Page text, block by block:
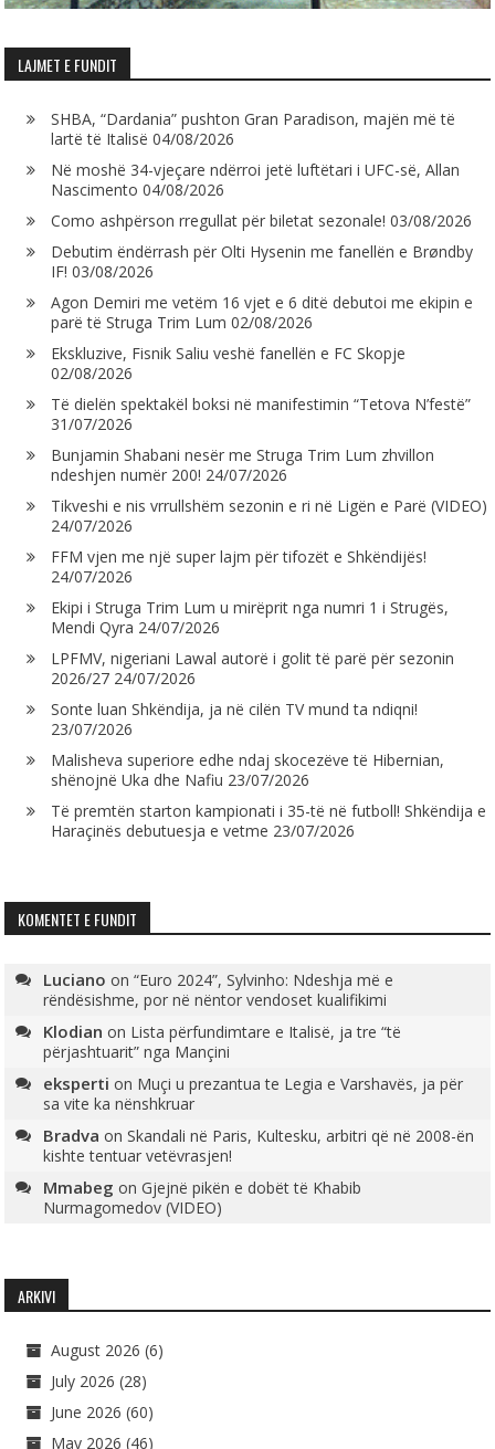
LAJMET E FUNDIT
SHBA, “Dardania” pushton Gran Paradison, majën më të
lartë të Italisë 04/08/2026
Në moshë 34-vjeçare ndërroi jetë luftëtari i UFC-së, Allan
Nascimento 04/08/2026
Como ashpërson rregullat për biletat sezonale! 03/08/2026
Debutim ëndërrash për Olti Hysenin me fanellën e Brøndby
IF! 03/08/2026
Agon Demiri me vetëm 16 vjet e 6 ditë debutoi me ekipin e
parë të Struga Trim Lum 02/08/2026
Ekskluzive, Fisnik Saliu veshë fanellën e FC Skopje
02/08/2026
Të dielën spektakël boksi në manifestimin “Tetova N’festë”
31/07/2026
Bunjamin Shabani nesër me Struga Trim Lum zhvillon
ndeshjen numër 200! 24/07/2026
Tikveshi e nis vrrullshëm sezonin e ri në Ligën e Parë (VIDEO)
24/07/2026
FFM vjen me një super lajm për tifozët e Shkëndijës!
24/07/2026
Ekipi i Struga Trim Lum u mirëprit nga numri 1 i Strugës,
Mendi Qyra 24/07/2026
LPFMV, nigeriani Lawal autorë i golit të parë për sezonin
2026/27 24/07/2026
Sonte luan Shkëndija, ja në cilën TV mund ta ndiqni!
23/07/2026
Malisheva superiore edhe ndaj skocezëve të Hibernian,
shënojnë Uka dhe Nafiu 23/07/2026
Të premtën starton kampionati i 35-të në futboll! Shkëndija e
Haraçinës debutuesja e vetme 23/07/2026
KOMENTET E FUNDIT
Luciano on“Euro 2024”, Sylvinho: Ndeshja më e
rëndësishme, por në nëntor vendoset kualifikimi
Klodian on Lista përfundimtare e Italisë, ja tre “të
përjashtuarit” nga Mançini
eksperti on Muçi u prezantua te Legia e Varshavës, ja për
sa vite ka nënshkruar
Bradva onSkandali në Paris, Kultesku, arbitri që në 2008-ën
kishte tentuar vetëvrasjen!
Mmabeg onGjejnë pikën e dobët të Khabib
Nurmagomedov (VIDEO)
ARKIVI
August 2026 (6)
July 2026 (28)
June 2026 (60)
May 2026 (46)